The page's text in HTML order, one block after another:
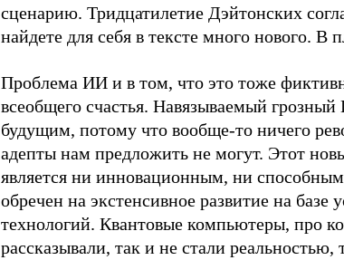
сценарию. Тридцатилетие Дэйтонских
найдете для себя в тексте много нового. В
Проблема ИИ и в том, что это тоже
всеобщего счастья. Навязываемый
будущим, потому что вообще-то ничего
адепты нам предложить не могут. Этот
является ни инновационным, ни
обречен на экстенсивное развитие на базе
технологий. Квантовые компьютеры, про
рассказывали, так и не стали реальностью,